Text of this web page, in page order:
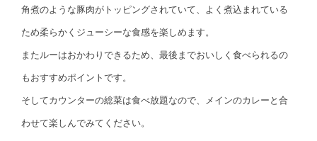
角煮のような豚肉がトッピングされていて、よく煮込まれている
ため柔らかくジューシーな食感を楽しめます。
またルーはおかわりできるため、最後までおいしく食べられるの
もおすすめポイントです。
そしてカウンターの総菜は食べ放題なので、メインのカレーと合
わせて楽しんでみてください。